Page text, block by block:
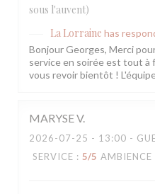
sous l'auvent)
La Lorraine has
Bonjour Georges, Merci
service en soirée est tout à
vous revoir bientôt !
MARYSEV
2026-07-25 - 13:00 -
SERVICE : 5/5 AMBIENCE